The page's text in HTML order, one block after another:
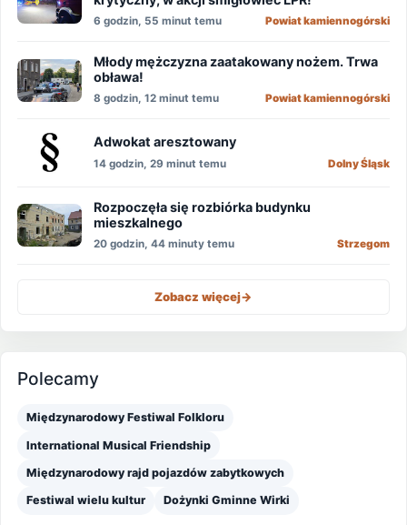
6 godzin, 55 minut temu Powiat kamiennogórski
Młody mężczyzna zaatakowany nożem. Trwa
obława!
8 godzin, 12 minut temu Powiat kamiennogórski
Adwokat aresztowany
14 godzin, 29 minut temu Dolny Śląsk
Rozpoczęła się rozbiórka budynku
mieszkalnego
20 godzin, 44 minuty temu Strzegom
Zobacz więcej->
Polecamy
Międzynarodowy Festiwal Folkloru
International Musical Friendship
Międzynarodowy rajd pojazdów zabytkowych
Festiwal wielu kultur Dożynki Gminne Wirki